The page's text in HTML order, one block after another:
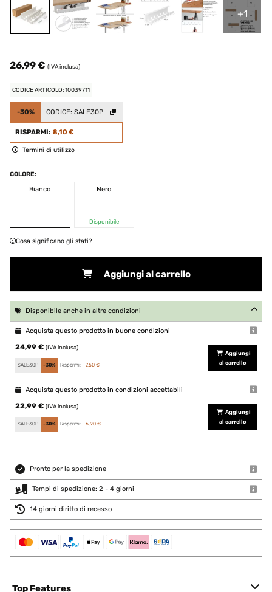
+1
26,99 € (IVA inclusa)
CODICE ARTICOLO: 10039711
-30% CODICE: SALE30P
RISPARMI: 8,10 €
Termini di utilizzo
COLORE:
Bianco
Nero
Disponibile
Cosa significano gli stati?
Aggiungi al carrello
Disponibile anche in altre condizioni
Acquista questo prodotto in buone condizioni
24,99 € (IVA inclusa)
SALE30P -30% Risparmi: 7,50 €
Aggiungi
al carrello
Acquista questo prodotto in condizioni accettabili
22,99 € (IVA inclusa)
SALE30P -30% Risparmi: 6,90 €
Aggiungi
al carrello
Pronto per la spedizione
Tempi di spedizione: 2 - 4 giorni
14 giorni diritto di recesso
Top Features